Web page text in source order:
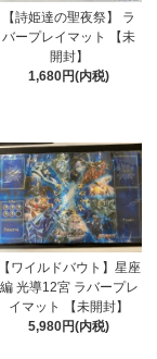
【詩姫達の聖夜祭】 ラ
バープレイマット 【未
開封】
1,680円(内税)
【ワイルドバウト】星座
編 光導12宮 ラバープレ
イマット 【未開封】
5,980円(内税)